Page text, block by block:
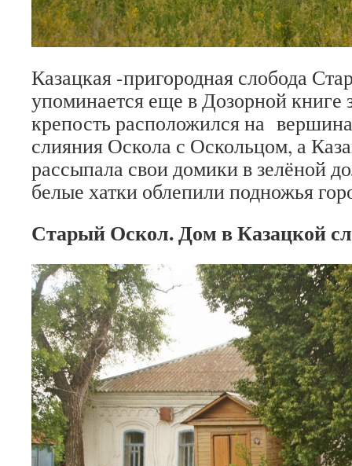
Казацкая -пригородная слобода
упоминается еще в Дозорной книге
крепость расположился на
слияния Оскола с Оскольцом, а
рассыпала свои домики в зелёной
белые хатки облепили подножья
Старый Оскол. Дом в Казацкой